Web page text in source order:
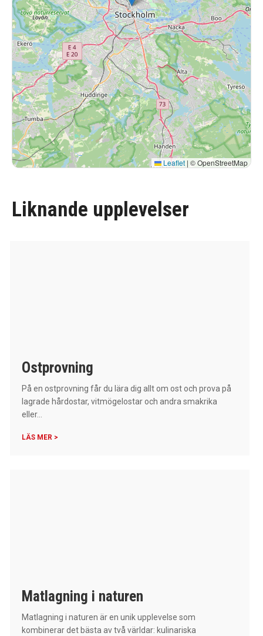
Leaflet | © OpenStreetMap
Liknande upplevelser
Ostprovning
På en ostprovning får du lära dig allt om ost och prova på
lagrade hårdostar, vitmögelostar och andra smakrika
eller...
LÄS MER >
Matlagning i naturen
Matlagning i naturen är en unik upplevelse som
kombinerar det bästa av två världar: kulinariska